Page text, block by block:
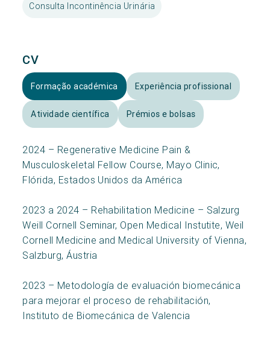
Consulta Incontinência Urinária
CV
Formação académica Experiência profissional
Atividade científica Prémios e bolsas
2024 – Regenerative Medicine Pain &
Musculoskeletal Fellow Course, Mayo Clinic,
Flórida, Estados Unidos da América
2023 a 2024 – Rehabilitation Medicine – Salzurg
Weill Cornell Seminar, Open Medical Instutite, Weil
Cornell Medicine and Medical University of Vienna,
Salzburg, Áustria
2023 – Metodología de evaluación biomecánica
para mejorar el proceso de rehabilitación,
Instituto de Biomecánica de Valencia